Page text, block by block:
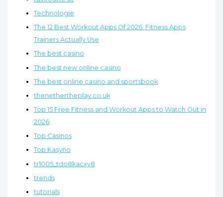
Technologie
The 12 Best Workout Apps Of 2026: Fitness Apps
Trainers Actually Use
The best casino
The best new online casino
The best online casino and sportsbook
thenethertheplay.co.uk
Top 15 Free Fitness and Workout Apps to Watch Out in
2026
Top Casinos
Top Kasyno
tr1005_tdo8kacxy8
trends
tutorials